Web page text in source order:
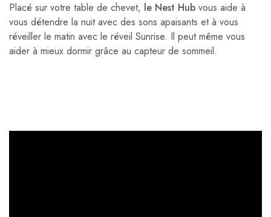
Placé sur votre table de chevet, le Nest Hub vous aide à
vous détendre la nuit avec des sons apaisants et à vous
réveiller le matin avec le réveil Sunrise. Il peut même vous
aider à mieux dormir grâce au capteur de sommeil.